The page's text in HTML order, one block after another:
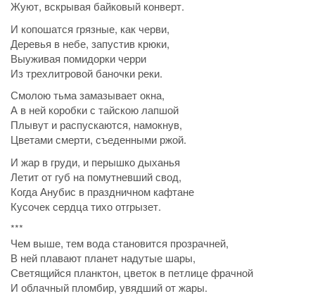
Жуют, вскрывая байковый конверт.
И копошатся грязные, как черви,
Деревья в небе, запустив крюки,
Выуживая помидорки черри
Из трехлитровой баночки реки.
Смолою тьма замазывает окна,
А в ней коробки с тайскою лапшой
Плывут и распускаются, намокнув,
Цветами смерти, съеденными ржой.
И жар в груди, и перышко дыханья
Летит от губ на помутневший свод,
Когда Анубис в праздничном кафтане
Кусочек сердца тихо отгрызет.
***
Чем выше, тем вода становится прозрачней,
В ней плавают планет надутые шары,
Светящийся планктон, цветок в петлице фрачной
И облачный пломбир, увядший от жары.